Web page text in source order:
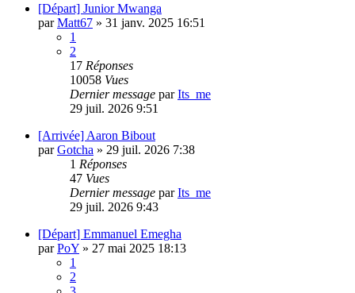
[Départ] Junior Mwanga
parMatt67 » 31 janv. 2025 16:51
1
2
17 Réponses
10058 Vues
Dernier message parIts_me
29 juil. 2026 9:51
[Arrivée] Aaron Bibout
parGotcha » 29 juil. 2026 7:38
1 Réponses
47 Vues
Dernier message parIts_me
29 juil. 2026 9:43
[Départ] Emmanuel Emegha
parPoY » 27 mai 2025 18:13
1
2